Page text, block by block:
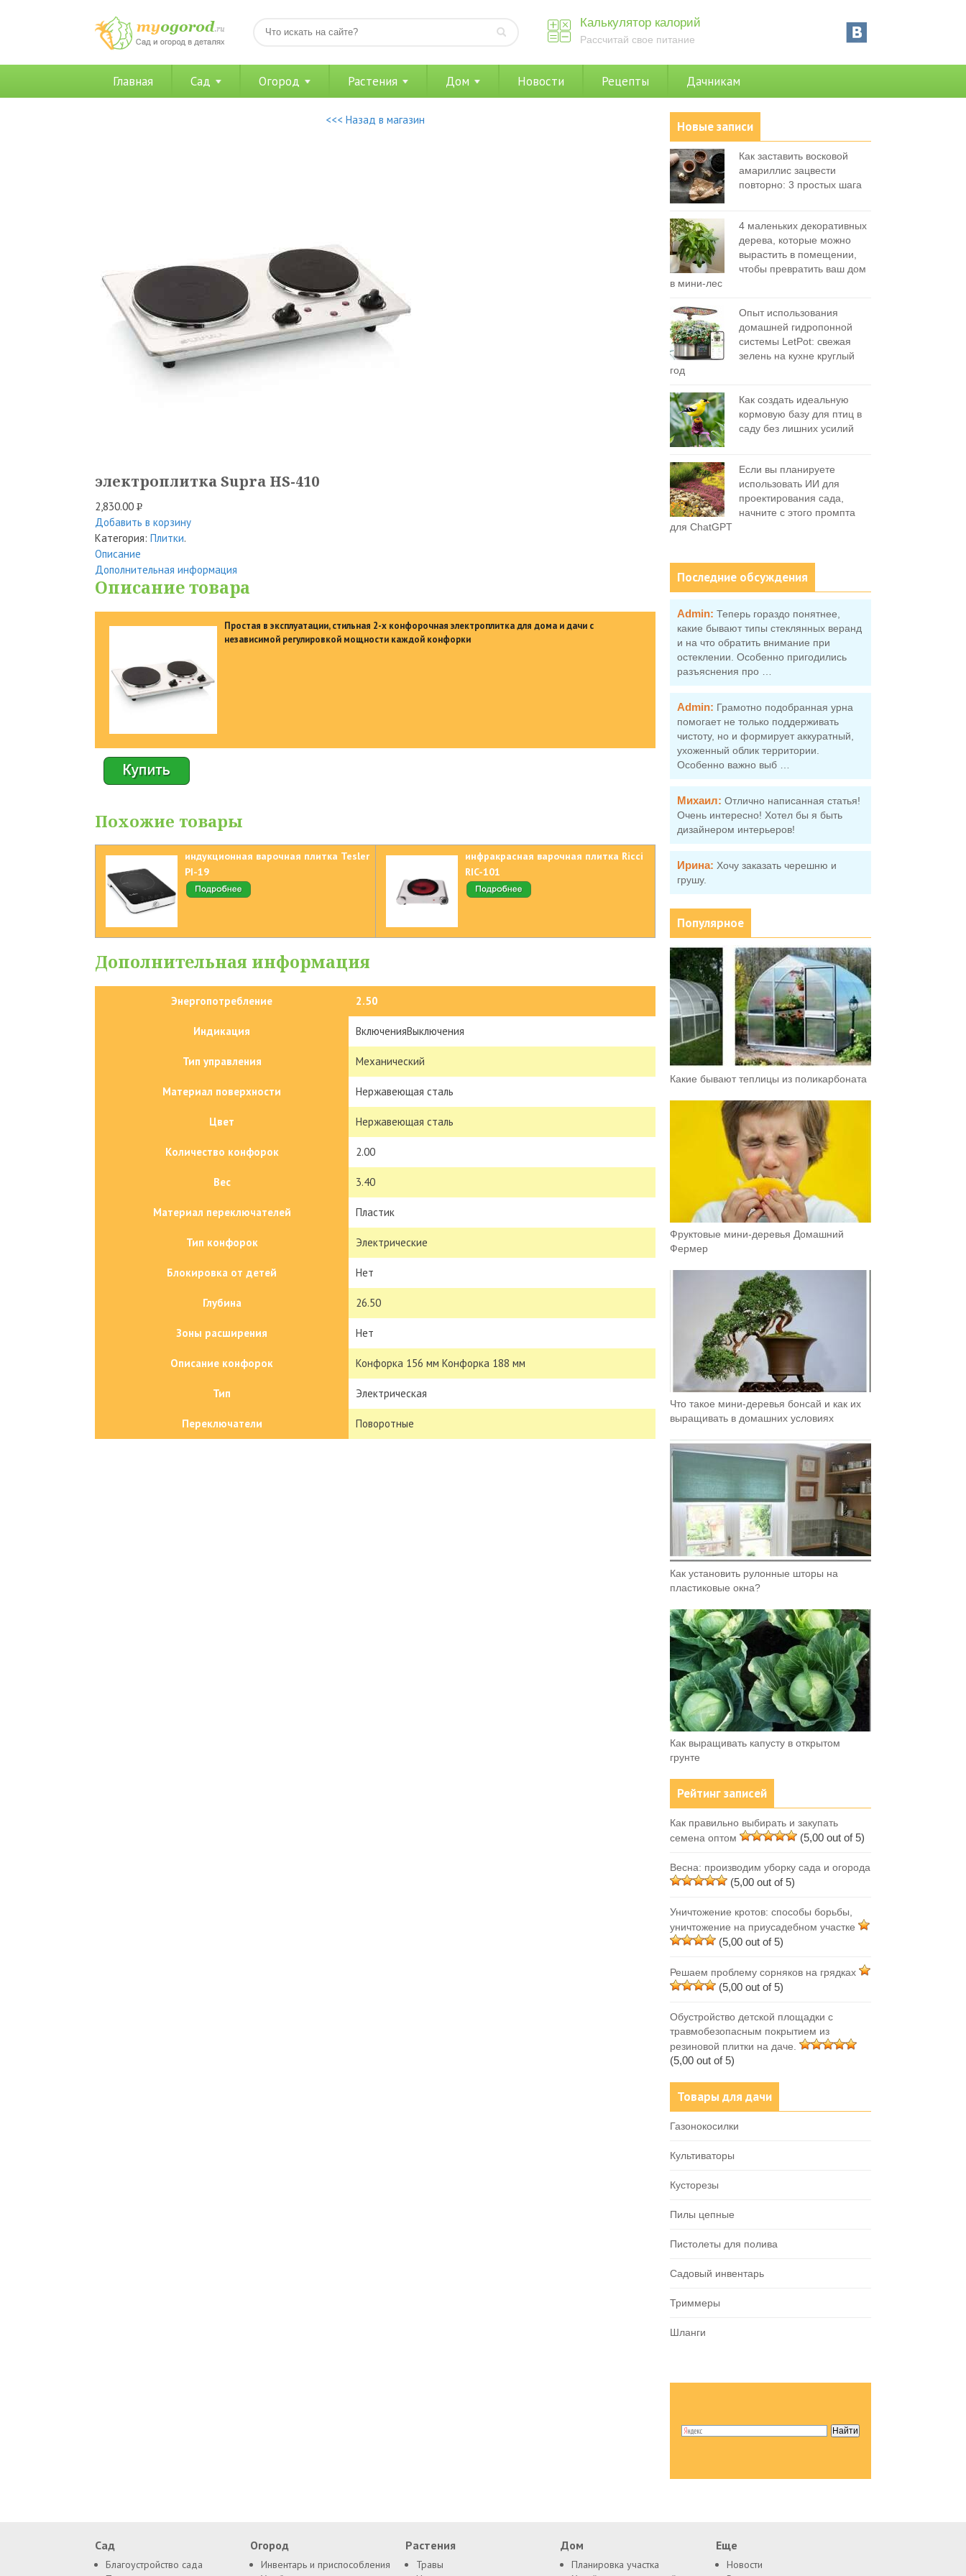
Калькулятор калорий
Рассчитай свое питание
Главная Сад Огород Растения Дом Новости Рецепты Дачникам
<<< Назад в магазин
электроплитка Supra HS-410
2,830.00 Р
УБ.
Добавить в корзину
Категория: Плитки.
Описание
Дополнительная информация
Описание товара
Простая в эксплуатации, стильная 2-х конфорочная электроплитка для дома и дачи с
независимой регулировкой мощности каждой конфорки
Похожие товары
индукционная варочная плитка Tesler
PI-19
инфракрасная варочная плитка Ricci
RIC-101
Дополнительная информация
Энергопотребление 2.50
Индикация ВключенияВыключения
Тип управления Механический
Материал поверхности Нержавеющая сталь
Цвет Нержавеющая сталь
Количество конфорок 2.00
Вес 3.40
Материал переключателей Пластик
Тип конфорок Электрические
Блокировка от детей Нет
Глубина 26.50
Зоны расширения Нет
Описание конфорок Конфорка 156 мм Конфорка 188 мм
Тип Электрическая
Переключатели Поворотные
Новые записи
Как заставить восковой
амариллис зацвести
повторно: 3 простых шага
4 маленьких декоративных
дерева, которые можно
вырастить в помещении,
чтобы превратить ваш дом
в мини-лес
Опыт использования
домашней гидропонной
системы LetPot: свежая
зелень на кухне круглый
год
Как создать идеальную
кормовую базу для птиц в
саду без лишних усилий
Если вы планируете
использовать ИИ для
проектирования сада,
начните с этого промпта
для ChatGPT
Последние обсуждения
Admin: Теперь гораздо понятнее,
какие бывают типы стеклянных веранд
и на что обратить внимание при
остеклении. Особенно пригодились
разъяснения про …
Admin: Грамотно подобранная урна
помогает не только поддерживать
чистоту, но и формирует аккуратный,
ухоженный облик территории.
Особенно важно выб …
Михаил: Отлично написанная статья!
Очень интересно! Хотел бы я быть
дизайнером интерьеров!
Ирина: Хочу заказать черешню и
грушу.
Популярное
Какие бывают теплицы из поликарбоната
Фруктовыe мини-деревья Домашний
Фермер
Что такое мини-деревья бонсай и как их
выращивать в домашних условиях
Как установить рулонные шторы на
пластиковые окна?
Как выращивать капусту в открытом
грунте
Рейтинг записей
Как правильно выбирать и закупать
семена оптом
(5,00 out of 5)
Весна: производим уборку сада и огорода
(5,00 out of 5)
Уничтожение кротов: способы борьбы,
уничтожение на приусадебном участке
(5,00 out of 5)
Решаем проблему сорняков на грядках
(5,00 out of 5)
Обустройство детской площадки с
травмобезопасным покрытием из
резиновой плитки на даче.
(5,00 out of 5)
Товары для дачи
Газонокосилки
Культиваторы
Кусторезы
Пилы цепные
Пистолеты для полива
Садовый инвентарь
Триммеры
Шланги
Сад
Благоустройство сада
Огород
Инвентарь и приспособления
Растения
Травы
Дом
Планировка участка
Еще
Новости